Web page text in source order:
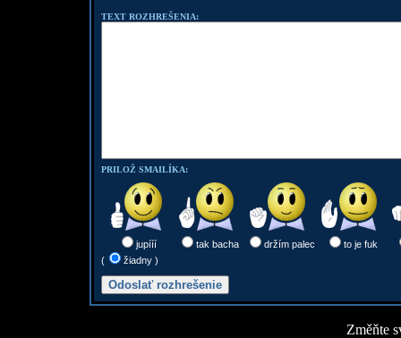
TEXT ROZHREŠENIA:
PRILOŽ SMAILÍKA:
jupííí tak bacha držím palec
to je fuk
(
žiadny )
Změňte